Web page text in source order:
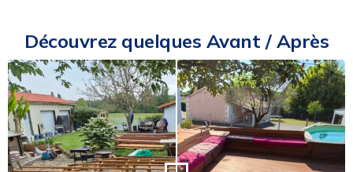
Découvrez quelques Avant / Après